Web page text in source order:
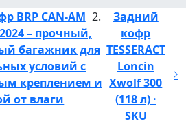
BRP CAN-AM
2024 – прочный,
багажник для
условий с
креплением и
от влаги
Задний
кофр
TESSERACT
Loncin
Xwolf 300
(118 л) ·
SKU